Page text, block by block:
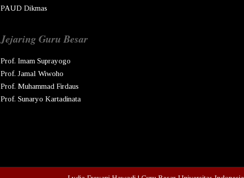
PAUD Dikmas
Jejaring Guru Besar
Prof. Imam Suprayogo
Prof. Jamal Wiwoho
Prof. Muhammad Firdaus
Prof. Sunaryo Kartadinata